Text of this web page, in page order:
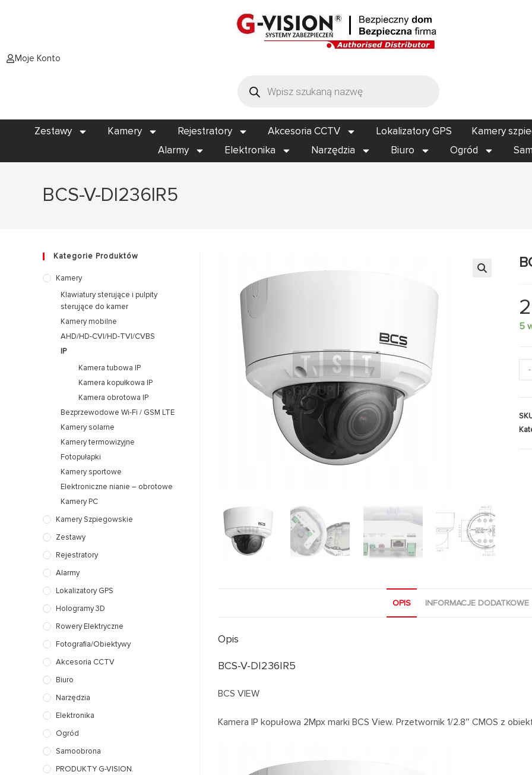
Moje Konto
Zestawy Kamery Rejestratory Akcesoria CCTV Lokalizatory GPS Kamery
Alarmy
Elektronika Narzędzia Biuro Ogród
BCS-V-DI236IR5
5
-
OPIS INFORMACJE DODATKOWE
Opis
BCS-V-DI236IR5
BCS VIEW
Kamera IP kopułowa 2Mpx marki BCS View. Przetwornik 1/2.8″ CMOS z
Kategorie Produktów
Kamery
Klawiatury sterujące i pulpity
sterujące do kamer
Kamery mobilne
AHD/HD-CVI/HD-TVI/CVBS
IP
Kamera tubowa IP
Kamera kopułkowa IP
Kamera obrotowa IP
Bezprzewodowe Wi-Fi / GSM LTE
Kamery solarne
Kamery termowizyjne
Fotopułapki
Kamery sportowe
Elektroniczne nianie – obrotowe
Kamery PC
Kamery Szpiegowskie
Zestawy
Rejestratory
Alarmy
Lokalizatory GPS
Hologramy 3D
Rowery Elektryczne
Fotografia/Obiektywy
Akcesoria CCTV
Biuro
Narzędzia
Elektronika
Ogród
Samoobrona
PRODUKTY G-VISION.